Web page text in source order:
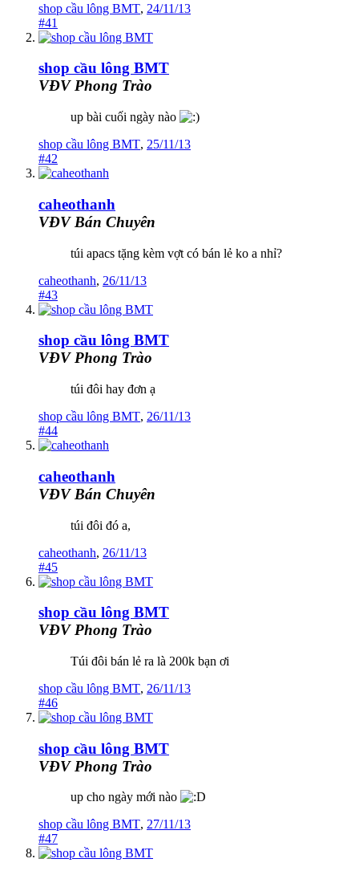
shop cầu lông BMT, 24/11/13
#41
shop cầu lông BMT
VĐV Phong Trào
up bài cuối ngày nào
shop cầu lông BMT, 25/11/13
#42
caheothanh
VĐV Bán Chuyên
túi apacs tặng kèm vợt có bán lẻ ko a nhỉ?
caheothanh, 26/11/13
#43
shop cầu lông BMT
VĐV Phong Trào
túi đôi hay đơn ạ
shop cầu lông BMT, 26/11/13
#44
caheothanh
VĐV Bán Chuyên
túi đôi đó a,
caheothanh, 26/11/13
#45
shop cầu lông BMT
VĐV Phong Trào
Túi đôi bán lẻ ra là 200k bạn ơi
shop cầu lông BMT, 26/11/13
#46
shop cầu lông BMT
VĐV Phong Trào
up cho ngày mới nào
shop cầu lông BMT, 27/11/13
#47